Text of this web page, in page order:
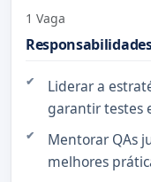
1 Vaga
Liderar a
garantir testes
Mentorar QAs
melhores